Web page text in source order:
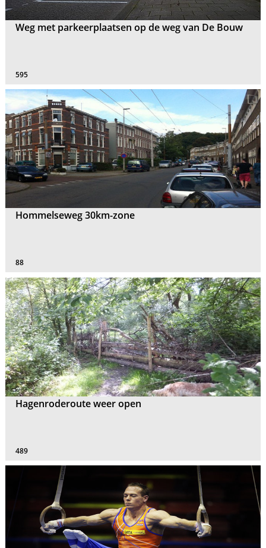
Weg met parkeerplaatsen op de weg van De Bouw
595
Hommelseweg 30km-zone
88
Hagenroderoute weer open
489